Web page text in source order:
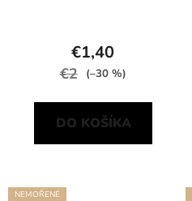
€1,40
€2 (–30 %)
DO KOŠÍKA
NEMOŘENÉ